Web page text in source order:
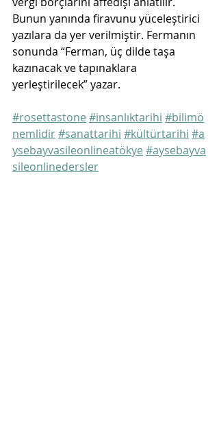
Bunun yanında firavunu yüceleştirici
yazılara da yer verilmiştir. Fermanın
sonunda “Ferman, üç dilde taşa
kazınacak ve tapınaklara
yerleştirilecek” yazar.
#rosettastone #insanlıktarihi #bilimö
nemlidir#sanattarihi #kültürtarihi #a
ysebayvasileonlineatökye #aysebayva
sileonlinedersler